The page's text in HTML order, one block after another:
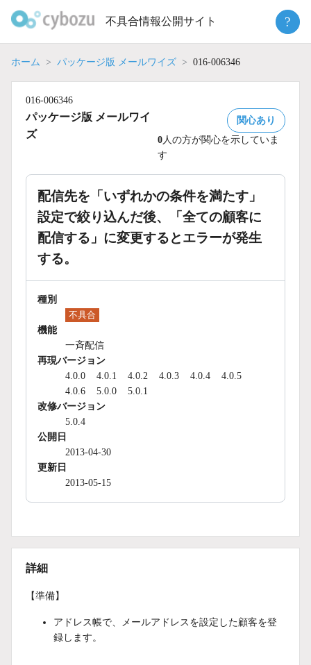
不具合情報公開サイト ?
ホーム パッケージ版 メールワイズ 016-006346
016-006346
パッケージ版 メールワイ
ズ
関心あり
0 人の方が関心を示していま
す
配信先を「いずれかの条件を満たす」
設定で絞り込んだ後、「全ての顧客に
配信する」に変更するとエラーが発生
する。
種別
不具合
機能
一斉配信
再現バージョン
4.0.0
4.0.1 4.0.2 4.0.3 4.0.4
4.0.5
4.0.6
5.0.0
5.0.1
改修バージョン
5.0.4
公開日
2013-04-30
更新日
2013-05-15
詳細
【準備】
アドレス帳で、メールアドレスを設定した顧客を登
録します。